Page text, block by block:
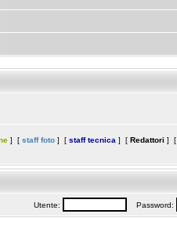
] [ staff foto ] [ staff tecnica ] [ Redattori ] [
Utente: Password: